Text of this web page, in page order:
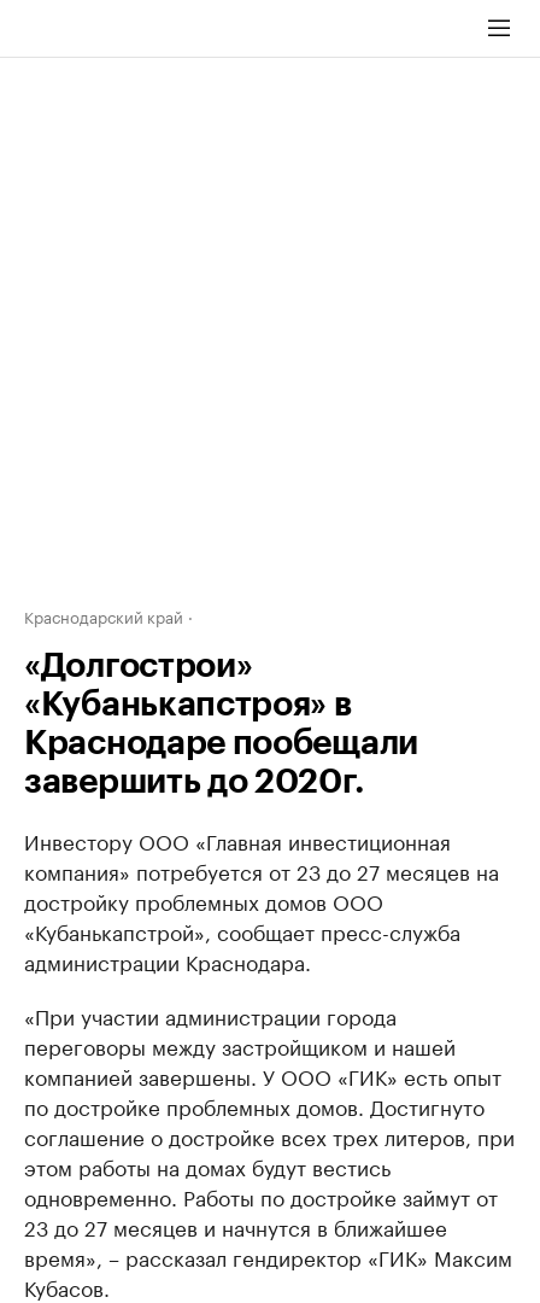
Краснодарский край
«Долгострои»
«Кубанькапстроя» в
Краснодаре пообещали
завершить до 2020г.
Инвестору ООО «Главная инвестиционная
компания» потребуется от 23 до 27 месяцев на
достройку проблемных домов ООО
«Кубанькапстрой», сообщает пресс-служба
администрации Краснодара.
«При участии администрации города
переговоры между застройщиком и нашей
компанией завершены. У ООО «ГИК» есть опыт
по достройке проблемных домов. Достигнуто
соглашение о достройке всех трех литеров, при
этом работы на домах будут вестись
одновременно. Работы по достройке займут от
23 до 27 месяцев и начнутся в ближайшее
время», – рассказал гендиректор «ГИК» Максим
Кубасов.